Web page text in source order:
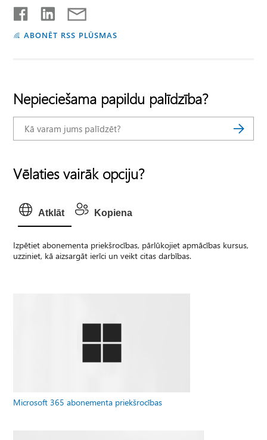
ABONĒT RSS PLŪSMAS
Nepieciešama papildu palīdzība?
Vēlaties vairāk opciju?
Atklāt Kopiena
Izpētiet abonementa priekšrocības, pārlūkojiet apmācības kursus,
uzziniet, kā aizsargāt ierīci un veikt citas darbības.
Microsoft 365 abonementa priekšrocības